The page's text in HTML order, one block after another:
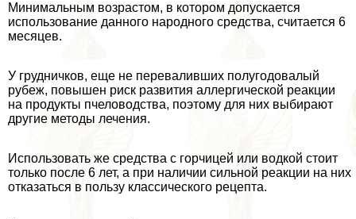
Минимальным возрастом, в котором допускается
использование данного народного средства, считается 6
месяцев.
У грудничков, еще не переваливших полугодовалый
рубеж, повышен риск развития аллергической реакции
на продукты пчеловодства, поэтому для них выбирают
другие методы лечения.
Использовать же средства с горчицей или водкой стоит
только после 6 лет, а при наличии сильной реакции на них
отказаться в пользу классического рецепта.